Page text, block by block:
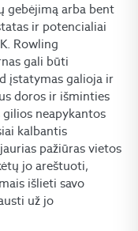
gebėjimą arba bent
ir potencialiai
Rowling
gali būti
įstatymas galioja ir
doros ir išminties
neapykantos
kalbantis
pažiūras vietos
jo areštuoti,
išlieti savo
už jo